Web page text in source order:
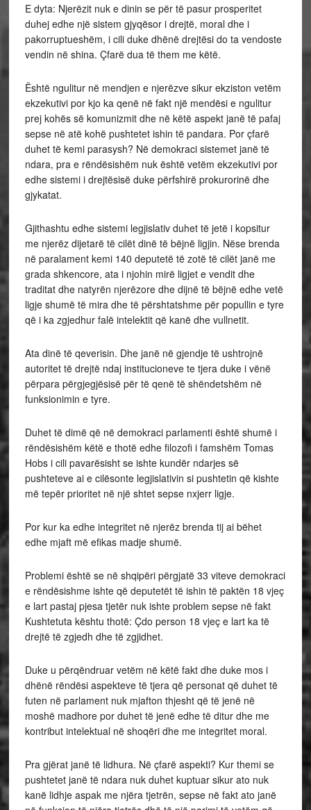
E dyta: Njerëzit nuk e dinin se për të pasur prosperitet
duhej edhe një sistem gjyqësor i drejtë, moral dhe i
pakorruptueshëm, i cili duke dhënë drejtësi do ta vendoste
vendin në shina. Çfarë dua të them me këtë.
Është ngulitur në mendjen e njerëzve sikur ekziston vetëm
ekzekutivi por kjo ka qenë në fakt një mendësi e ngulitur
prej kohës së komunizmit dhe në këtë aspekt janë të pafaj
sepse në atë kohë pushtetet ishin të pandara. Por çfarë
duhet të kemi parasysh? Në demokraci sistemet janë të
ndara, pra e rëndësishëm nuk është vetëm ekzekutivi por
edhe sistemi i drejtësisë duke përfshirë prokurorinë dhe
gjykatat.
Gjithashtu edhe sistemi legjislativ duhet të jetë i kopsitur
me njerëz dijetarë të cilët dinë të bëjnë ligjin. Nëse brenda
në paralament kemi 140 deputetë të zotë të cilët janë me
grada shkencore, ata i njohin mirë ligjet e vendit dhe
traditat dhe natyrën njerëzore dhe dijnë të bëjnë edhe vetë
ligje shumë të mira dhe të përshtatshme për popullin e tyre
që i ka zgjedhur falë intelektit që kanë dhe vullnetit.
Ata dinë të qeverisin. Dhe janë në gjendje të ushtrojnë
autoritet të drejtë ndaj institucioneve te tjera duke i vënë
përpara përgjegjësisë për të qenë të shëndetshëm në
funksionimin e tyre.
Duhet të dimë që në demokraci parlamenti është shumë i
rëndësishëm këtë e thotë edhe filozofi i famshëm Tomas
Hobs i cili pavarësisht se ishte kundër ndarjes së
pushteteve ai e cilësonte legjislativin si pushtetin që kishte
më tepër prioritet në një shtet sepse nxjerr ligje.
Por kur ka edhe integritet në njerëz brenda tij ai bëhet
edhe mjaft më efikas madje shumë.
Problemi është se në shqipëri përgjatë 33 viteve demokraci
e rëndësishme ishte që deputetët të ishin të paktën 18 vjeç
e lart pastaj pjesa tjetër nuk ishte problem sepse në fakt
Kushtetuta kështu thotë: Çdo person 18 vjeç e lart ka të
drejtë të zgjedh dhe të zgjidhet.
Duke u përqëndruar vetëm në këtë fakt dhe duke mos i
dhënë rëndësi aspekteve të tjera që personat që duhet të
futen në parlament nuk mjafton thjesht që të jenë në
moshë madhore por duhet të jenë edhe të ditur dhe me
kontribut intelektual në shoqëri dhe me integritet moral.
Pra gjërat janë të lidhura. Në çfarë aspekti? Kur themi se
pushtetet janë të ndara nuk duhet kuptuar sikur ato nuk
kanë lidhje aspak me njëra tjetrën, sepse në fakt ato janë